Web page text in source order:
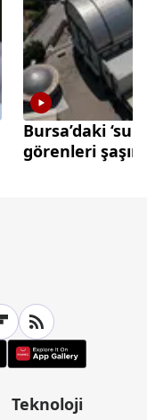
Bursa’daki
görenleri
Teknoloji